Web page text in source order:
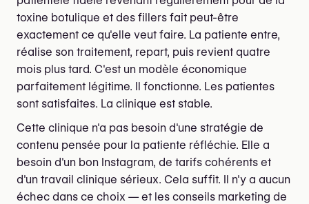
toxine botulique et des fillers fait peut-être
exactement ce qu'elle veut faire. La patiente entre,
réalise son traitement, repart, puis revient quatre
mois plus tard. C'est un modèle économique
parfaitement légitime. Il fonctionne. Les patientes
sont satisfaites. La clinique est stable.
Cette clinique n'a pas besoin d'une stratégie de
contenu pensée pour la patiente réfléchie. Elle a
besoin d'un bon Instagram, de tarifs cohérents et
d'un travail clinique sérieux. Cela suffit. Il n'y a aucun
échec dans ce choix — et les conseils marketing de